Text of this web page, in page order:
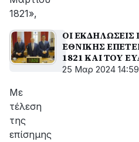
1821»,
ΟΙ
ΕΘΝΙΚΗΣ
1821 ΚΑΙ ΤΟΥ
ΘΕΟΤΟΚΟΥ ΣΤΟ
25 Μαρ 2024 14:59
Με
τέλεση
της
επίσημης